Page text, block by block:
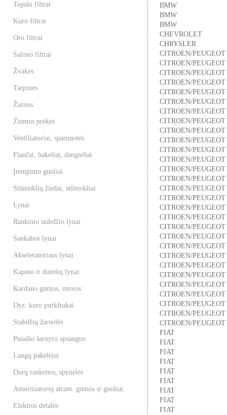
Tepalo filtrai
Kuro filtrai
Oro filtrai
Salono filtrai
Žvakės
Tarpinės
Žarnos
Žiemos prekės
Ventiliatoriai, sparnuotės
Flančai, bakeliai, dangteliai
Įtempimo guoliai
Stūmoklių žiedai, stūmokliai
Lynai
Rankinio stabdžio lynai
Sankabos lynai
Akseleratoriaus lynai
Kapoto ir durelių lynai
Kardano gumos, movos
Dyz. kuro purkštukai
Stabdžių žarnelės
Pusašio šarnyro apsaugos
Langų pakėlėjai
Durų rankenos, spynelės
Amortizatorių atram. gumos ir guoliai
Elektros detalės
BMW
BMW
BMW
CHEVROLET
CHRYSLER
CITROEN/PEUGEOT
CITROEN/PEUGEOT
CITROEN/PEUGEOT
CITROEN/PEUGEOT
CITROEN/PEUGEOT
CITROEN/PEUGEOT
CITROEN/PEUGEOT
CITROEN/PEUGEOT
CITROEN/PEUGEOT
CITROEN/PEUGEOT
CITROEN/PEUGEOT
CITROEN/PEUGEOT
CITROEN/PEUGEOT
CITROEN/PEUGEOT
CITROEN/PEUGEOT
CITROEN/PEUGEOT
CITROEN/PEUGEOT
CITROEN/PEUGEOT
CITROEN/PEUGEOT
CITROEN/PEUGEOT
CITROEN/PEUGEOT
CITROEN/PEUGEOT
CITROEN/PEUGEOT
CITROEN/PEUGEOT
CITROEN/PEUGEOT
CITROEN/PEUGEOT
CITROEN/PEUGEOT
CITROEN/PEUGEOT
CITROEN/PEUGEOT
FIAT
FIAT
FIAT
FIAT
FIAT
FIAT
FIAT
FIAT
FIAT